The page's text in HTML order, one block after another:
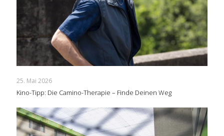
25. Mai 2026
Kino-Tipp: Die Camino-Therapie – Finde Deinen Weg